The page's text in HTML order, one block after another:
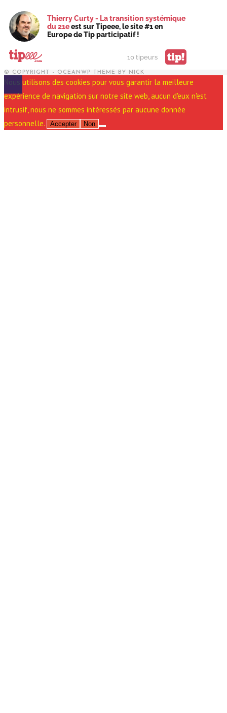
Thierry Curty - La transition systémique
du 21eest sur Tipeee, le site #1 en
Europe de Tip participatif !
10 tipeurs tip!
© COPYRIGHT - OCEANWP THEME BY NICK
Nous utilisons des cookies pour vous garantir la meilleure
expérience de navigation sur notre site web, aucun d'eux n'est
intrusif, nous ne sommes intéressés par aucune donnée
personnelle.
Accepter Non